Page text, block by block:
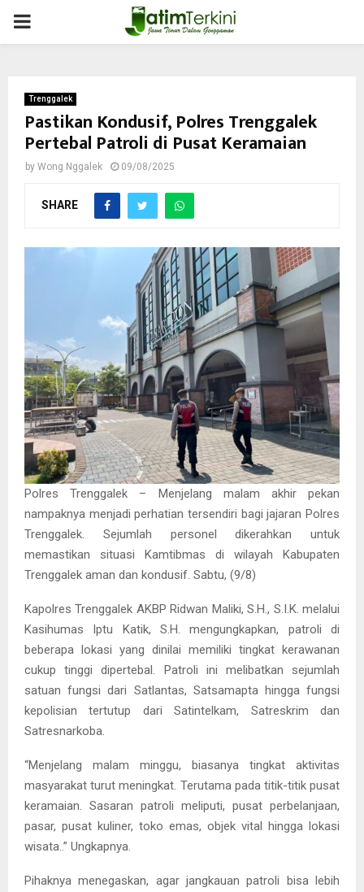
PRIMARY
Trenggalek
Pastikan Kondusif, Polres Trenggalek
Pertebal Patroli di Pusat Keramaian
by Wong Nggalek 09/08/2025
SHARE
Polres Trenggalek – Menjelang malam akhir pekan
nampaknya menjadi perhatian tersendiri bagi jajaran Polres
Trenggalek. Sejumlah personel dikerahkan untuk
memastikan situasi Kamtibmas di wilayah Kabupaten
Trenggalek aman dan kondusif. Sabtu, (9/8)
Kapolres Trenggalek AKBP Ridwan Maliki, S.H., S.I.K. melalui
Kasihumas Iptu Katik, S.H. mengungkapkan, patroli di
beberapa lokasi yang dinilai memiliki tingkat kerawanan
cukup tinggi dipertebal. Patroli ini melibatkan sejumlah
satuan fungsi dari Satlantas, Satsamapta hingga fungsi
kepolisian tertutup dari Satintelkam, Satreskrim dan
Satresnarkoba.
“Menjelang malam minggu, biasanya tingkat aktivitas
masyarakat turut meningkat. Terutama pada titik-titik pusat
keramaian. Sasaran patroli meliputi, pusat perbelanjaan,
pasar, pusat kuliner, toko emas, objek vital hingga lokasi
wisata..” Ungkapnya.
Pihaknya menegaskan, agar jangkauan patroli bisa lebih